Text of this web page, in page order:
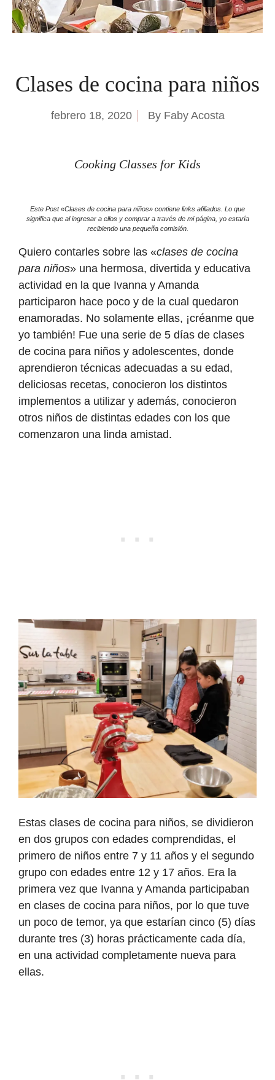
Clases de cocina para niños
febrero 18, 2020 By Faby Acosta
Cooking Classes for Kids
Este Post «Clases de cocina para niños» contiene links afiliados. Lo que
significa que al ingresar a ellos y comprar a través de mi página, yo estaría
recibiendo una pequeña comisión.
Quiero contarles sobre las «clases de cocina
para niños» una hermosa, divertida y educativa
actividad en la que Ivanna y Amanda
participaron hace poco y de la cual quedaron
enamoradas. No solamente ellas, ¡créanme que
yo también! Fue una serie de 5 días de clases
de cocina para niños y adolescentes, donde
aprendieron técnicas adecuadas a su edad,
deliciosas recetas, conocieron los distintos
implementos a utilizar y además, conocieron
otros niños de distintas edades con los que
comenzaron una linda amistad.
Estas clases de cocina para niños, se dividieron
en dos grupos con edades comprendidas, el
primero de niños entre 7 y 11 años y el segundo
grupo con edades entre 12 y 17 años. Era la
primera vez que Ivanna y Amanda participaban
en clases de cocina para niños, por lo que tuve
un poco de temor, ya que estarían cinco (5) días
durante tres (3) horas prácticamente cada día,
en una actividad completamente nueva para
ellas.